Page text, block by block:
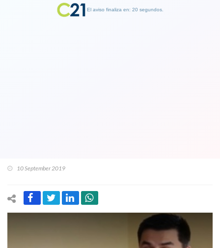
10 September 2019
El aviso finaliza en: 19 segundos.